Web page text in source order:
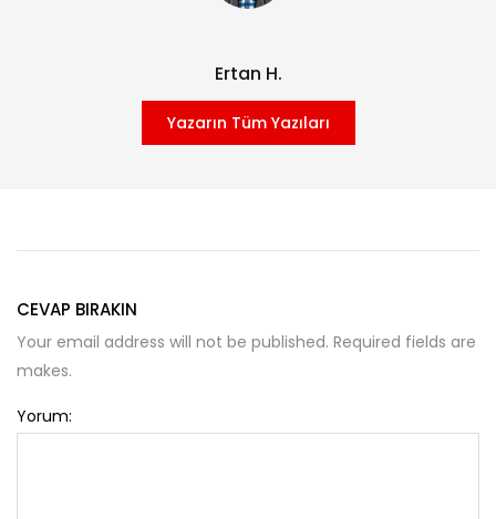
Ertan H.
Yazarın Tüm Yazıları
CEVAP BIRAKIN
Your email address will not be published. Required fields are
makes.
Yorum: